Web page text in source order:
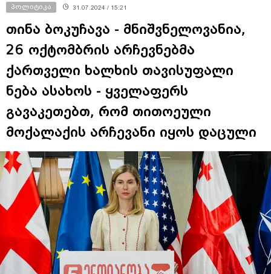
პოლიტიკა 31.07.2024 / 15:21
თინა ბოკუჩავა - მნიშვნელოვანია,
26 ოქტომბრის არჩევნებმა
ქართველი ხალხის თავისუფალი
ნება ასახოს - ყველაფერს
გავაკეთებთ, რომ თითოეული
მოქალაქის არჩევანი იყოს დაცული